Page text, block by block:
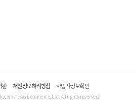
관 개인정보처리방침 사업자정보확인
/ G&G Commerce, Ltd. All rights reserved.